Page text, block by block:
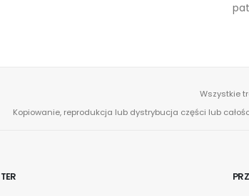
Wszystkie
Kopiowanie, reprodukcja lub dystrybucja części lub